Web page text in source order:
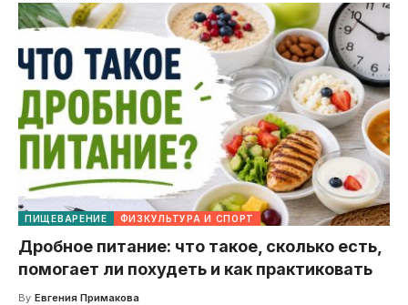
ПИЩЕВАРЕНИЕ ФИЗКУЛЬТУРА И СПОРТ
Дробное питание: что такое, сколько есть,
помогает ли похудеть и как практиковать
By Евгения Примакова